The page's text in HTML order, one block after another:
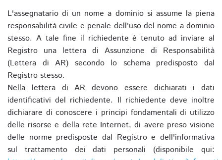
L'assegnatario di un nome a dominio si assume la piena
responsabilità civile e penale dell'uso del nome a dominio
stesso. A tale fine il richiedente è tenuto ad inviare al
Registro una lettera di Assunzione di Responsabilità
(Lettera di AR) secondo lo schema predisposto dal
Registro stesso.
Nella lettera di AR devono essere dichiarati i dati
identificativi del richiedente. Il richiedente deve inoltre
dichiarare di conoscere i principi fondamentali di utilizzo
delle risorse e della rete Internet, di avere preso visione
delle norme predisposte dal Registro e dell'informativa
sul trattamento dei dati personali (disponibile qui: